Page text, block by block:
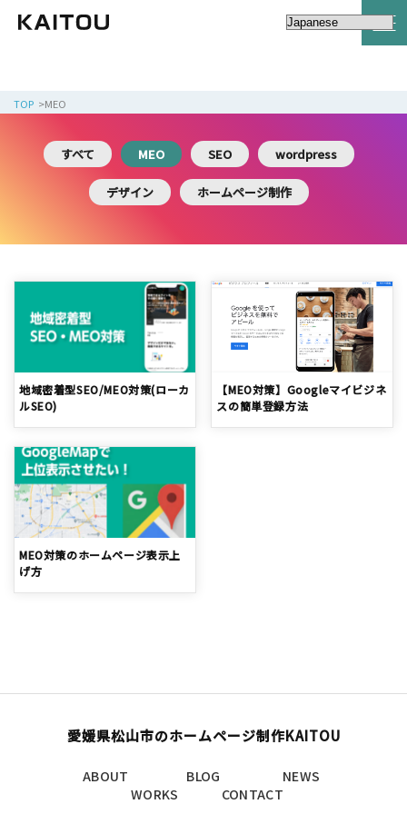
TOP MEO
すべて MEO SEO wordpress
デザイン ホームページ制作
地域密着型SEO/MEO対策(ローカ
ルSEO)
【MEO対策】Googleマイビジネ
スの簡単登録方法
MEO対策のホームページ表示上
げ方
愛媛県松山市のホームページ制作KAITOU
ABOUT BLOG
NEWS
WORKS
CONTACT